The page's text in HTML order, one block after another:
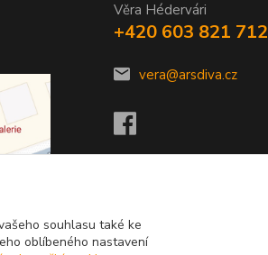
Věra Hédervári
+420 603 821 712
vera@arsdiva.cz
souhlasu také ke
oblíbeného nastavení